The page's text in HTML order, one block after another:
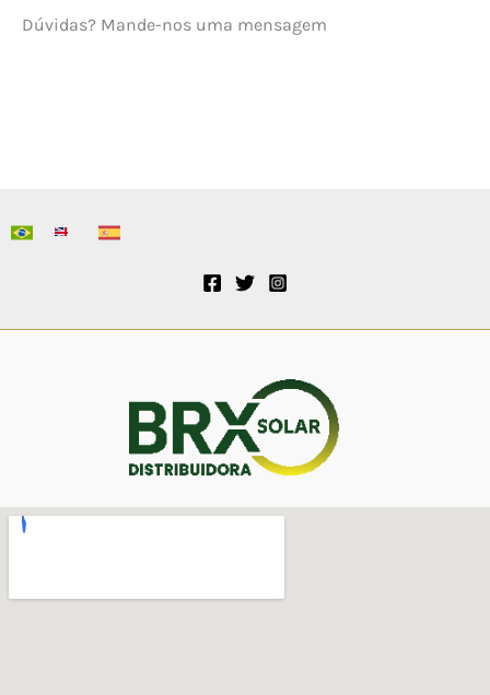
Dúvidas? Mande-nos uma mensagem